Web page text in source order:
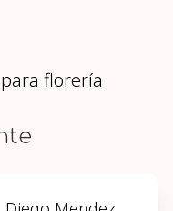
florería